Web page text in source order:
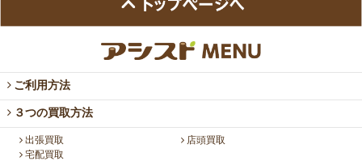
ご利用方法
３つの買取方法
出張買取
店頭買取
宅配買取